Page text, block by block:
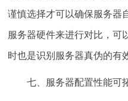
谨慎选择才可以确保服务器
服务器硬件来进行对比，可
时也是识别服务器真伪的有
七、服务器配置性能可